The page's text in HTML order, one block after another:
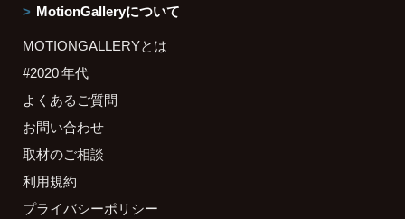
MotionGalleryについて
MOTIONGALLERYとは
#2020 年代
よくあるご質問
お問い合わせ
取材のご相談
利用規約
プライバシーポリシー